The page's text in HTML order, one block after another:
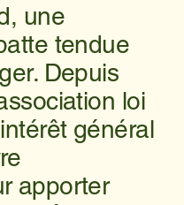
une
tendue
Depuis
loi
général
apporter